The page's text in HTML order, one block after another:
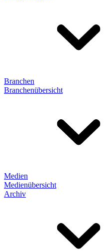
Branchen
Branchenübersicht
Medien
Medienübersicht
Archiv